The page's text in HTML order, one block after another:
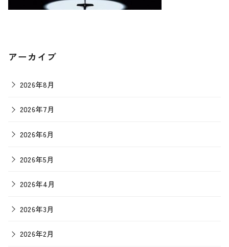
アーカイブ
2026年8月
2026年7月
2026年6月
2026年5月
2026年4月
2026年3月
2026年2月